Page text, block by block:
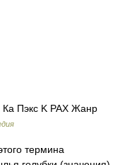
Пэкс K PAX Жанр
термина